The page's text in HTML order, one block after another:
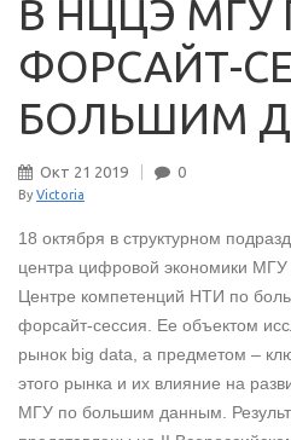
В НЦЦЭ
ФОРСАЙТ-
БОЛЬШИМ
Окт 21 2019 0
By Victoria
18 октября в структурном
центра цифровой экономики
Центре компетенций НТИ по
форсайт-сессия. Ее объектом
рынок big data, а предметом –
этого рынка и их влияние на
МГУ по большим данным.